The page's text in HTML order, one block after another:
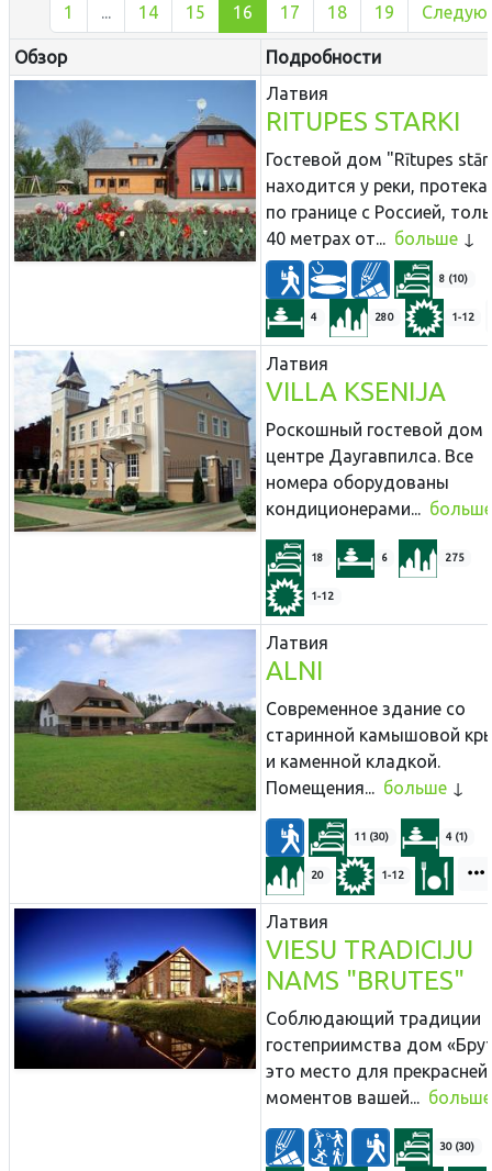
1 ... 14 15 16 17 18 19
Обзор
Подробности
Латвия
RITUPES STARKI
Гостевой дом "Rītupes
находится у реки,
по границе с Россией,
40 метрах от...
больше
8 (10)
4 280 1-12
Латвия
VILLA KSENIJA
Роскошный гостевой дом
центре Даугавпилса. Все
номера оборудованы
кондиционерами...
больше
18 6 275
1-12
Латвия
ALNI
Современное здание со
старинной камышовой
и каменной кладкой.
Помещения...
больше
11 (30) 4 (1)
20 1-12
Латвия
VIESU TRADICIJU
NAMS "BRUTES"
Соблюдающий традиции
гостеприимства дом
это место для
моментов вашей...
больше
30 (30)